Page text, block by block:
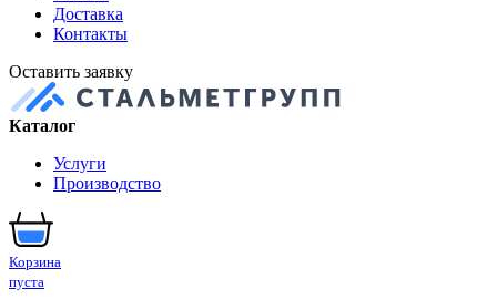
Доставка
Контакты
Оставить заявку
Каталог
Услуги
Производство
Корзина
пуста